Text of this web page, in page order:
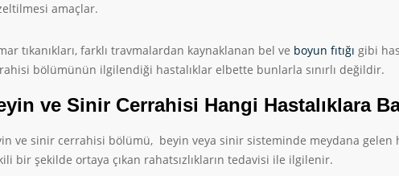
amaçlar.
tıkanıkları, farklı travmalardan kaynaklanan bel ve boyun fıtığı gibi
bölümünün ilgilendiği hastalıklar elbette bunlarla sınırlı değildir.
ve Sinir Cerrahisi Hangi Hastalıklara
ve sinir cerrahisi bölümü, beyin veya sinir sisteminde meydana gelen
bir şekilde ortaya çıkan rahatsızlıkların tedavisi ile ilgilenir.